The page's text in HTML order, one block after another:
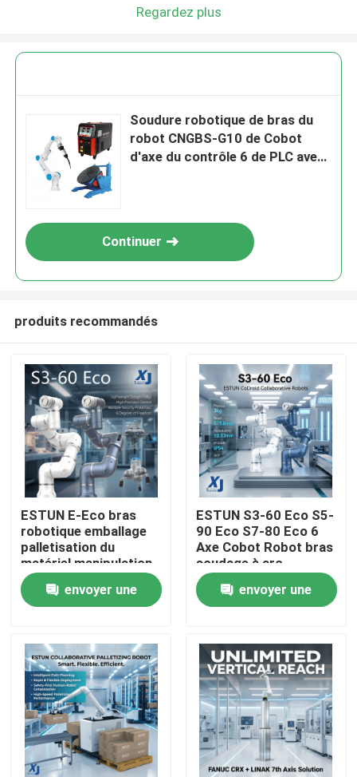
À la maison
Produits
Vidéos
Regardez plus
Soudure robotique de bras du
robot CNGBS-G10 de Cobot
d'axe du contrôle 6 de PLC avec
Continuer
produits recommandés
ESTUN E-Eco bras
robotique emballage
palletisation du
matériel manipulation
robot collaboratif
avec OnRobot Grriper
envoyer une
ESTUN S3-60 Eco S5-
90 Eco S7-80 Eco 6
Axe Cobot Robot bras
soudage à arc
collaboratif robot
CNGBS positionneur
de soudage
envoyer une